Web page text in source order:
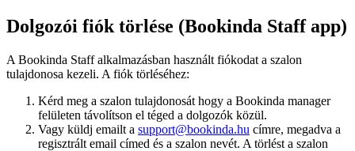
Dolgozói fiók törlése (Bookinda Staff app)
A Bookinda Staff alkalmazásban használt fiókodat a szalon
tulajdonosa kezeli. A fiók törléséhez:
Kérd meg a szalon tulajdonosát hogy a Bookinda manager
felületen távolítson el téged a dolgozók közül.
Vagy küldj emailt a support@bookinda.hu címre, megadva a
regisztrált email címed és a szalon nevét. A törlést a szalon